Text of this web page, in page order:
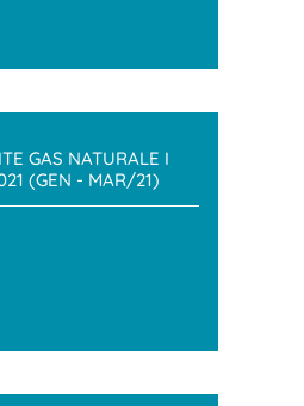
GAS NATURALE I
(GEN - MAR/21)